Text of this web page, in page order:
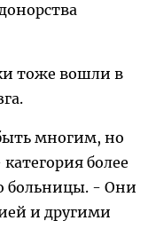
тоже вошли в
многим, но
более
больницы. - Они
и другими